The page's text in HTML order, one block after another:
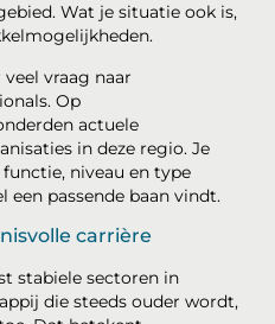
Wat je situatie ook is,
vraag naar
Op
actuele
in deze regio. Je
niveau en type
een passende baan vindt.
carrière
stabiele sectoren in
die steeds ouder wordt,